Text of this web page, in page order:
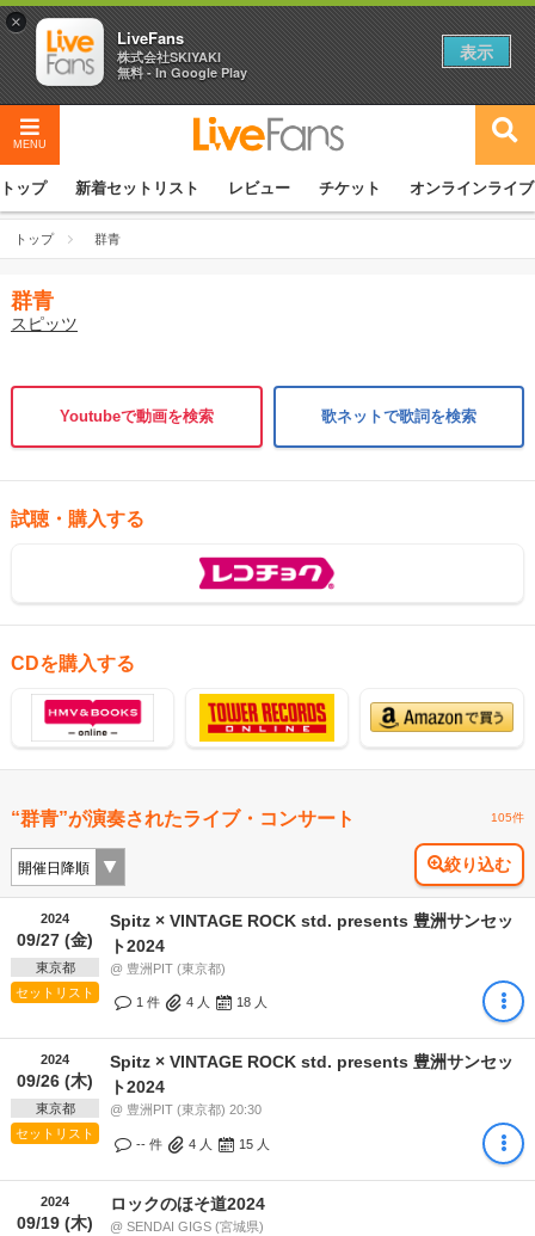
MENU
トップ 新着セットリスト レビュー チケット オンラインライブ
トップ 群青
群青
スピッツ
Youtubeで動画を検索 歌ネットで歌詞を検索
試聴・購入する
CDを購入する
“群青”が演奏されたライブ・コンサート 105件
絞り込む
2024
09/27 (金)
東京都
セットリスト
Spitz × VINTAGE ROCK std. presents 豊洲サンセッ
ト2024
@ 豊洲PIT (東京都)
1 件 4 人 18 人
2024
09/26 (木)
東京都
セットリスト
Spitz × VINTAGE ROCK std. presents 豊洲サンセッ
ト2024
@ 豊洲PIT (東京都) 20:30
-- 件 4 人 15 人
2024
09/19 (木)
ロックのほそ道2024
@ SENDAI GIGS (宮城県)
×
LiveFans
株式会社SKIYAKI
無料 - In Google Play
表示